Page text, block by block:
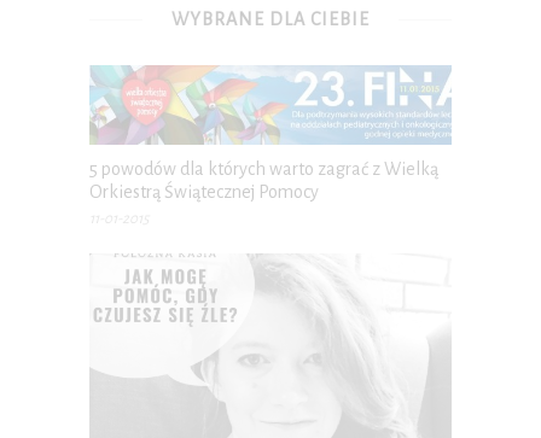
WYBRANE DLA CIEBIE
5 powodów dla których warto zagrać z Wielką
Orkiestrą Świątecznej Pomocy
11-01-2015